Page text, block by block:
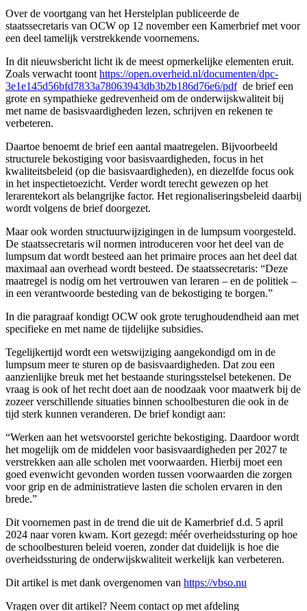
Over de voortgang van het Herstelplan publiceerde de
staatssecretaris van OCW op 12 november een Kamerbrief met voor
een deel tamelijk verstrekkende voornemens.
In dit nieuwsbericht licht ik de meest opmerkelijke elementen eruit.
Zoals verwacht toonthttps://open.overheid.nl/documenten/dpc-
3e1e145d56bfd7833a78063943db3b2b186d76e6/pdfde brief een
grote en sympathieke gedrevenheid om de onderwijskwaliteit bij
met name de basisvaardigheden lezen, schrijven en rekenen te
verbeteren.
Daartoe benoemt de brief een aantal maatregelen. Bijvoorbeeld
structurele bekostiging voor basisvaardigheden, focus in het
kwaliteitsbeleid (op die basisvaardigheden), en diezelfde focus ook
in het inspectietoezicht. Verder wordt terecht gewezen op het
lerarentekort als belangrijke factor. Het regionaliseringsbeleid daarbij
wordt volgens de brief doorgezet.
Maar ook worden structuurwijzigingen in de lumpsum voorgesteld.
De staatssecretaris wil normen introduceren voor het deel van de
lumpsum dat wordt besteed aan het primaire proces aan het deel dat
maximaal aan overhead wordt besteed. De staatssecretaris: “Deze
maatregel is nodig om het vertrouwen van leraren – en de politiek –
in een verantwoorde besteding van de bekostiging te borgen.”
In die paragraaf kondigt OCW ook grote terughoudendheid aan met
specifieke en met name de tijdelijke subsidies.
Tegelijkertijd wordt een wetswijziging aangekondigd om in de
lumpsum meer te sturen op de basisvaardigheden. Dat zou een
aanzienlijke breuk met het bestaande sturingsstelsel betekenen. De
vraag is ook of het recht doet aan de noodzaak voor maatwerk bij de
zozeer verschillende situaties binnen schoolbesturen die ook in de
tijd sterk kunnen veranderen. De brief kondigt aan:
“Werken aan het wetsvoorstel gerichte bekostiging. Daardoor wordt
het mogelijk om de middelen voor basisvaardigheden per 2027 te
verstrekken aan alle scholen met voorwaarden. Hierbij moet een
goed evenwicht gevonden worden tussen voorwaarden die zorgen
voor grip en de administratieve lasten die scholen ervaren in den
brede.”
Dit voornemen past in de trend die uit de Kamerbrief d.d. 5 april
2024 naar voren kwam. Kort gezegd: méér overheidssturing op hoe
de schoolbesturen beleid voeren, zonder dat duidelijk is hoe die
overheidssturing de onderwijskwaliteit werkelijk kan verbeteren.
Dit artikel is met dank overgenomen van https://vbso.nu
Vragen over dit artikel? Neem contact op met afdeling